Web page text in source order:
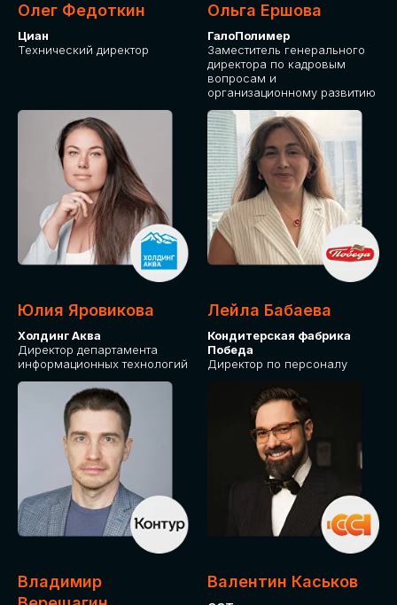
Олег Федоткин
Циан
Технический директор
Ольга Ершова
ГалоПолимер
Заместитель генерального
директора по кадровым
вопросам и
организационному развитию
Юлия Яровикова
Холдинг Аква
Директор департамента
информационных технологий
Лейла Бабаева
Кондитерская фабрика
Победа
Директор по персоналу
Владимир
Валентин Каськов